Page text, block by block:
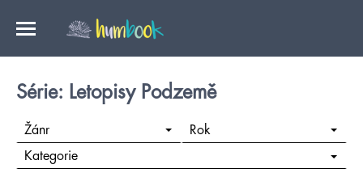
Série: Letopisy Podzemě
Žánr Rok
Kategorie